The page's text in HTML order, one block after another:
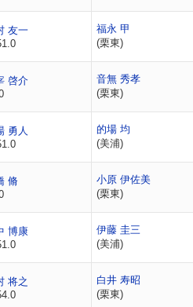
友一
福永 甲
(栗東)
啓介
音無 秀孝
(栗東)
勇人
的場 均
(美浦)
脩
小原 伊佐美
(栗東)
博康
伊藤 圭三
(美浦)
将之
白井 寿昭
(栗東)